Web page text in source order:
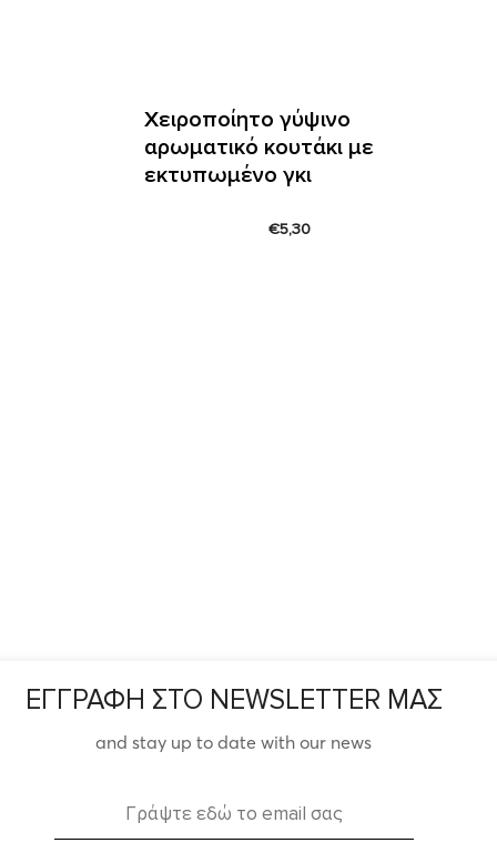
Χειροποίητο γύψινο
αρωματικό κουτάκι με
εκτυπωμένο γκι
€5,30
ΕΓΓΡΑΦΗ ΣΤΟ NEWSLETTER ΜΑΣ
and stay up to date with our news